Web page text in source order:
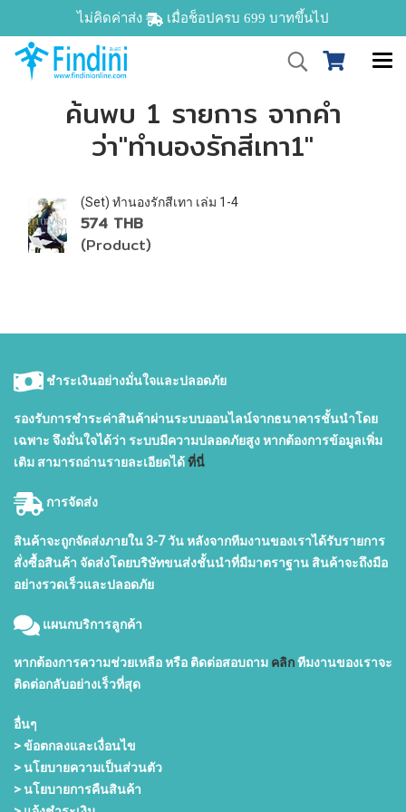
ไม่คิดค่าส่ง เมื่อช็อปครบ 699 บาทขึ้นไป
ค้นพบ 1 รายการ จากคำ
ว่า"ทำนองรักสีเทา1"
(Set) ทำนองรักสีเทา เล่ม 1-4
574 THB
(Product)
ชำระเงินอย่างมั่นใจและปลอดภัย
รองรับการชำระค่าสินค้าผ่านระบบออนไลน์จากธนาคารชั้นนำโดย
เฉพาะ จึงมั่นใจได้ว่า ระบบมีความปลอดภัยสูง หากต้องการข้อมูลเพิ่ม
เติม สามารถอ่านรายละเอียดได้ที่นี่
การจัดส่ง
สินค้าจะถูกจัดส่งภายใน 3-7 วัน หลังจากทีมงานของเราได้รับรายการ
สั่งซื้อสินค้า จัดส่งโดยบริษัทขนส่งชั้นนำที่มีมาตราฐาน สินค้าจะถึงมือ
อย่างรวดเร็วและปลอดภัย
แผนกบริการลูกค้า
หากต้องการความช่วยเหลือ หรือ ติดต่อสอบถาม คลิกทีมงานของเราจะ
ติดต่อกลับอย่างเร็วที่สุด
อื่นๆ
> ข้อตกลงและเงื่อนไข
> นโยบายความเป็นส่วนตัว
> นโยบายการคืนสินค้า